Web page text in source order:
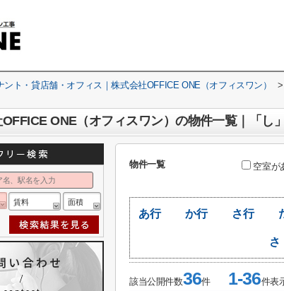
ント・貸店舗・オフィス｜株式会社OFFICE ONE（オフィスワン） >
ONE（オフィスワン）の物件一覧｜「し
物件一覧
空室が
あ行 か行 さ行
さ
該当公開件数36件1-36件表
賃料 面積